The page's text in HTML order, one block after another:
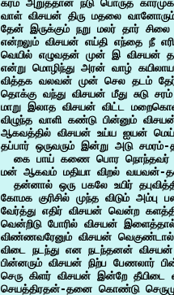
கரம் அறுத்தான் நடு பொருத
வாள் விசயன் திரு மதலை
தேன் இருக்கும் நறு மலர் தார்
என்றலும் விசயன் எய்தி எந்தை நீ
வெயில் எழுவதன் முன் இ விசயன்
என்று மொழிந்து அரன் வாழ்
வித்தக வலவன் முன் செல தடம்
தொக்கு வந்து விசயன் மீது சுடு
மாறு இலாத விசயன் விட்ட
விழுந்த வாளி கண்டு பின்னும்
ஆகவத்தில் விசயன் உய்ய ஐயன்
தப்பார் ஒருவரும் இன்று அடு
கை பாய் கணை பொர நொந்தவர்
மன் ஆகவம் மதியா விறல் வயவன்-
தன்னால் ஒரு பகலே உயிர்
கோமக குரிசில் முந்த விடும்
வேர்த்து எதிர் விசயன் வென்ற
வென்றிடு போரில் விசயன்
விண்ணவரேனும் விசயன்
விடை நடந்து என நடந்தனன் விசயன்
பின்னரும் விசயன் நிற்ப பேணலார்
செரு கிளர் விசயன் இன்றே
செயத்திரதன்-தனை கொண்டு